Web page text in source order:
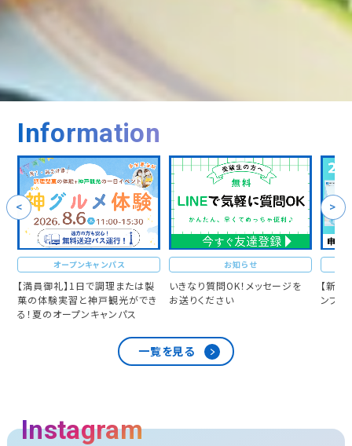
Information
お知らせ
いきなり質問OK！メッセージを
お送りください
お知らせ
【新高校3年生向け】学校案内パ
ンフレットが完成しました
≪高校
路選
一覧を見る
Instagram